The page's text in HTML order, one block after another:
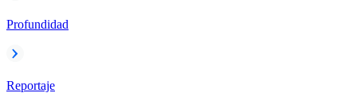
Profundidad
Reportaje